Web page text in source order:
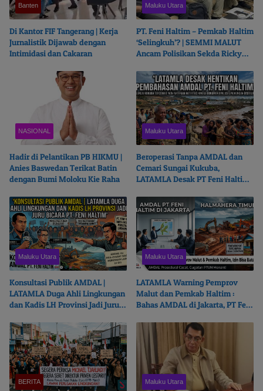
Banten
Di Kantor FIF Tangerang | Kerja
Jurnalistik Dijawab dengan
Intimidasi dan Cakaran
Maluku Utara
PT. Feni Haltim – Pemkab Haltim
‘Selingkuh’? | SEMMI MALUT
Ancam Polisikan Sekda Ricky
NASIONAL
Hadir di Pelantikan PB HIKMU |
Anies Baswedan Terikat Batin
dengan Bumi Moloku Kie Raha
Maluku Utara
Beroperasi Tanpa AMDAL dan
Cemari Sungai Kukuba,
LATAMLA Desak PT Feni Haltim
Maluku Utara
Konsultasi Publik AMDAL |
LATAMLA Duga Ahli Lingkungan
dan Kadis LH Provinsi Jadi Juru
Maluku Utara
LATAMLA Warning Pemprov
Malut dan Pemkab Haltim :
Bahas AMDAL di Jakarta, PT Feni
BERITA Maluku Utara